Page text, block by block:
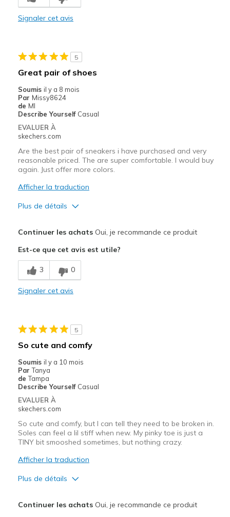
Comfortable
Les meilleures utilisations
Going Out
Sizing
Feels true to size
View On Shoes
Shoes are for Wearing
Signaler cet avis
5
Great pair of shoes
Soumis il y a 8 mois
Par Missy8624
de MI
Describe Yourself Casual
EVALUER À
skechers.com
Are the best pair of sneakers i have purchased and very
reasonable priced. The are super comfortable. I would buy
again. Just offer more colors.
Afficher la traduction
Plus de détails
Breathe Well
Comfortable
Les meilleures utilisations
Width
Sizing
Feels true to size
View On Shoes
Continuer les achatsOui, je recommande ce produit
Est-ce que cet avis est utile?
3 0
Signaler cet avis
5
So cute and comfy
Soumis il y a 10 mois
Par Tanya
de Tampa
Describe Yourself Casual
EVALUER À
skechers.com
So cute and comfy, but I can tell they need to be broken in.
Soles can feel a lil stiff when new. My pinky toe is just a
TINY bit smooshed sometimes, but nothing crazy.
Afficher la traduction
Plus de détails
Continuer les achatsOui, je recommande ce produit